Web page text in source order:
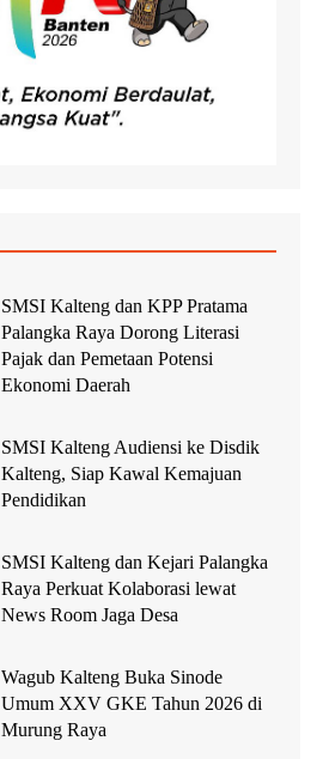
SMSI Kalteng dan KPP Pratama
Palangka Raya Dorong Literasi
Pajak dan Pemetaan Potensi
Ekonomi Daerah
SMSI Kalteng Audiensi ke Disdik
Kalteng, Siap Kawal Kemajuan
Pendidikan
SMSI Kalteng dan Kejari Palangka
Raya Perkuat Kolaborasi lewat
News Room Jaga Desa
Wagub Kalteng Buka Sinode
Umum XXV GKE Tahun 2026 di
Murung Raya